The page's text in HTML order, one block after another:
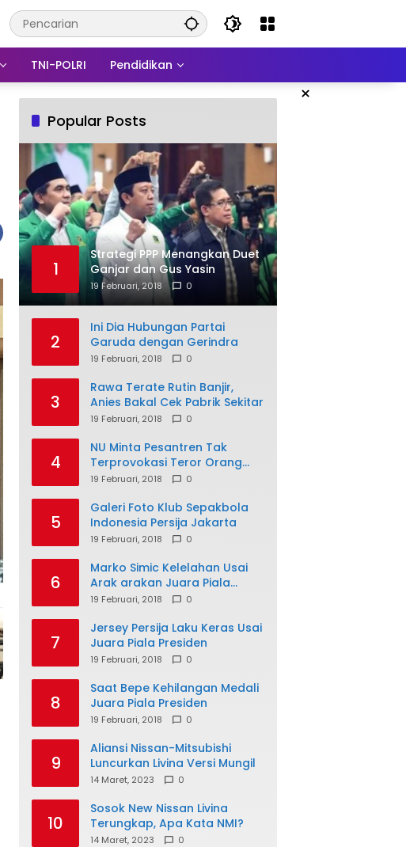
TNI-POLRI Pendidikan
×
Popular Posts
1
Strategi PPP Menangkan Duet
Ganjar dan Gus Yasin
19 Februari, 2018 0
2
Ini Dia Hubungan Partai
Garuda dengan Gerindra
19 Februari, 2018 0
3
Rawa Terate Rutin Banjir,
Anies Bakal Cek Pabrik Sekitar
19 Februari, 2018 0
4
NU Minta Pesantren Tak
Terprovokasi Teror Orang
Gila
19 Februari, 2018 0
5
Galeri Foto Klub Sepakbola
Indonesia Persija Jakarta
19 Februari, 2018 0
6
Marko Simic Kelelahan Usai
Arak arakan Juara Piala
Presiden
19 Februari, 2018 0
7
Jersey Persija Laku Keras Usai
Juara Piala Presiden
19 Februari, 2018 0
8
Saat Bepe Kehilangan Medali
Juara Piala Presiden
19 Februari, 2018 0
9
Aliansi Nissan-Mitsubishi
Luncurkan Livina Versi Mungil
14 Maret, 2023 0
10
Sosok New Nissan Livina
Terungkap, Apa Kata NMI?
14 Maret, 2023 0